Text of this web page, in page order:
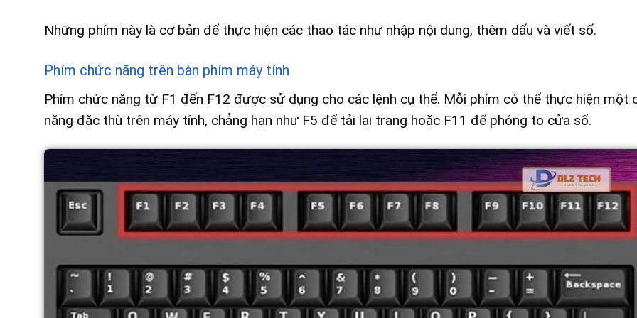
Những phím này là cơ bản để thực hiện các thao tác như nhập nội dung, thêm dấu và viết số.
Phím chức năng trên bàn phím máy tính
Phím chức năng từ F1 đến F12 được sử dụng cho các lệnh cụ thể. Mỗi phím có thể thực hiện một
năng đặc thù trên máy tính, chẳng hạn như F5 để tải lại trang hoặc F11 để phóng to cửa sổ.